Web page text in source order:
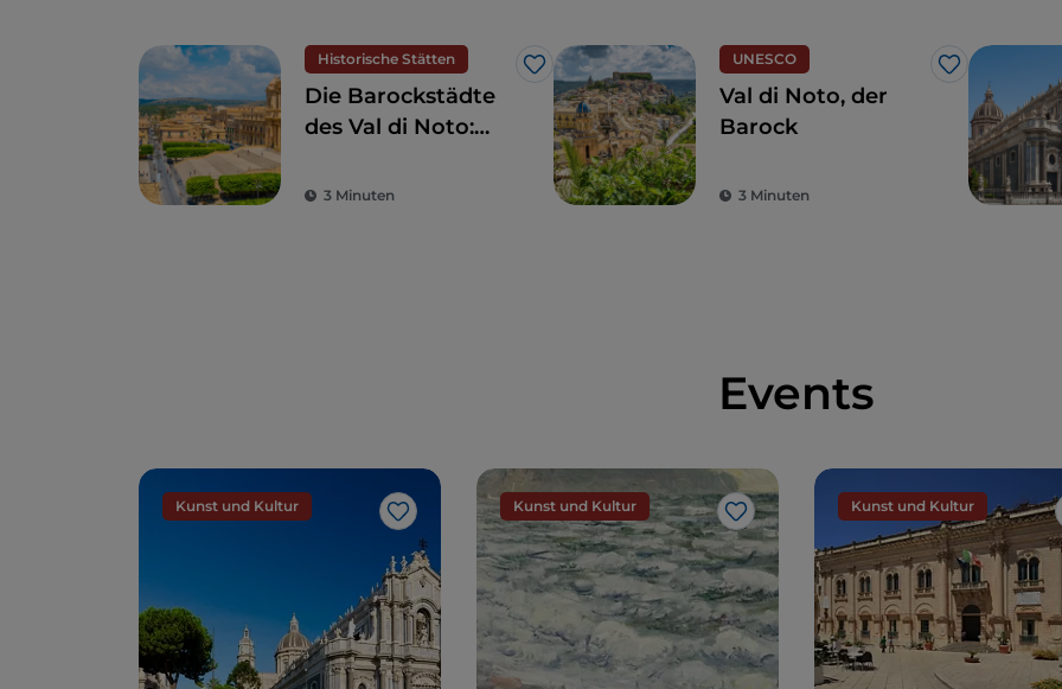
Historische Stätten
Like
Die Barockstädte
des Val di Noto:
Schönheit
3 Minuten
UNESCO
Like
Val di Noto, der
Barock
3 Minuten
Events
Kunst und Kultur
Like
Kunst und Kultur
Like
Kunst und Kultur